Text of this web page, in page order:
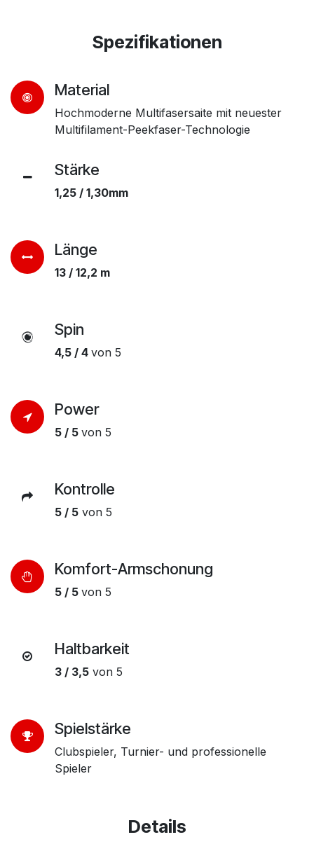
Spezifikationen
Material
Hochmoderne Multifasersaite mit neuester
Multifilament-Peekfaser-Technologie
Stärke
1,25 / 1,30mm
Länge
13 / 12,2 m
Spin
4,5 / 4 von 5
Power
5 / 5 von 5
Kontrolle
5 / 5 von 5
Komfort-Armschonung
5 / 5 von 5
Haltbarkeit
3 / 3,5 von 5
Spielstärke
Clubspieler, Turnier- und professionelle
Spieler
Details